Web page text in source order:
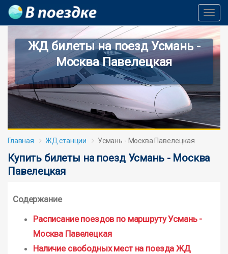
ЖД билеты на поезд Усмань -
Москва Павелецкая
Главная ЖД станции Усмань - Москва Павелецкая
Купить билеты на поезд Усмань - Москва
Павелецкая
Содержание
Расписание поездов по маршруту Усмань -
Москва Павелецкая
Наличие свободных мест на поезда ЖД